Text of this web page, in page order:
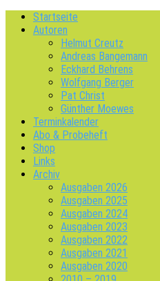
Startseite
Autoren
Helmut Creutz
Andreas Bangemann
Eckhard Behrens
Wolfgang Berger
Pat Christ
Günther Moewes
Terminkalender
Abo & Probeheft
Shop
Links
Archiv
Ausgaben 2026
Ausgaben 2025
Ausgaben 2024
Ausgaben 2023
Ausgaben 2022
Ausgaben 2021
Ausgaben 2020